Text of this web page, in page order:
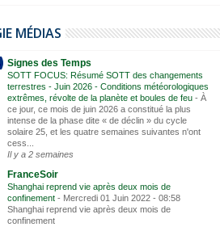
MÉDIAS
Signes des Temps
SOTT FOCUS: Résumé SOTT des changements
terrestres - Juin 2026 - Conditions météorologiques
extrêmes, révolte de la planète et boules de feu - À
ce jour, ce mois de juin 2026 a constitué la plus
intense de la phase dite « de déclin » du cycle
solaire 25, et les quatre semaines suivantes n'ont
cess...
Il y a 2 semaines
FranceSoir
Shanghai reprend vie après deux mois de
confinement - Mercredi 01 Juin 2022 - 08:58
Shanghai reprend vie après deux mois de
confinement